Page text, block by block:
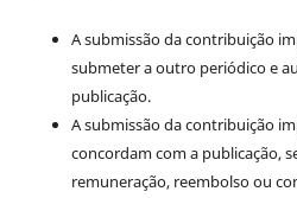
A submissão da contribuição
submeter a outro periódico e
publicação.
A submissão da contribuição
concordam com a publicação,
remuneração, reembolso ou